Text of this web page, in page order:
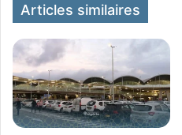
Articles similaires